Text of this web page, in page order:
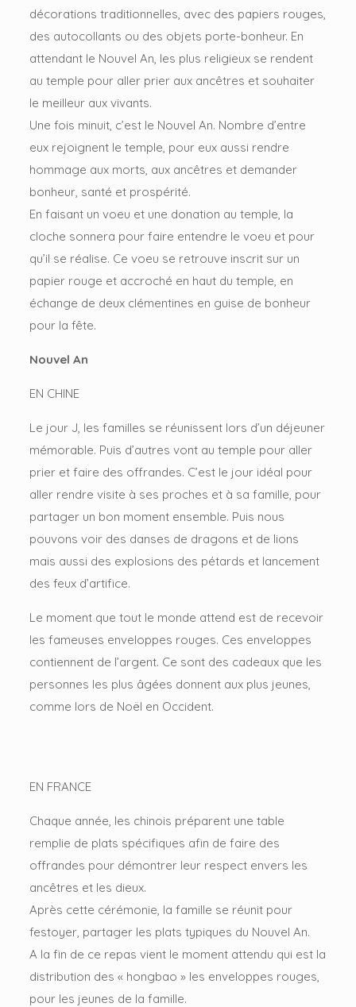
décorations traditionnelles, avec des papiers rouges,
des autocollants ou des objets porte-bonheur. En
attendant le Nouvel An, les plus religieux se rendent
au temple pour aller prier aux ancêtres et souhaiter
le meilleur aux vivants.
Une fois minuit, c’est le Nouvel An. Nombre d’entre
eux rejoignent le temple, pour eux aussi rendre
hommage aux morts, aux ancêtres et demander
bonheur, santé et prospérité.
En faisant un voeu et une donation au temple, la
cloche sonnera pour faire entendre le voeu et pour
qu’il se réalise. Ce voeu se retrouve inscrit sur un
papier rouge et accroché en haut du temple, en
échange de deux clémentines en guise de bonheur
pour la fête.
Nouvel An
EN CHINE
Le jour J, les familles se réunissent lors d’un déjeuner
mémorable. Puis d’autres vont au temple pour aller
prier et faire des offrandes. C’est le jour idéal pour
aller rendre visite à ses proches et à sa famille, pour
partager un bon moment ensemble. Puis nous
pouvons voir des danses de dragons et de lions
mais aussi des explosions des pétards et lancement
des feux d’artifice.
Le moment que tout le monde attend est de recevoir
les fameuses enveloppes rouges. Ces enveloppes
contiennent de l’argent. Ce sont des cadeaux que les
personnes les plus âgées donnent aux plus jeunes,
comme lors de Noël en Occident.
EN FRANCE
Chaque année, les chinois préparent une table
remplie de plats spécifiques afin de faire des
offrandes pour démontrer leur respect envers les
ancêtres et les dieux.
Après cette cérémonie, la famille se réunit pour
festoyer, partager les plats typiques du Nouvel An.
A la fin de ce repas vient le moment attendu qui est la
distribution des « hongbao » les enveloppes rouges,
pour les jeunes de la famille.